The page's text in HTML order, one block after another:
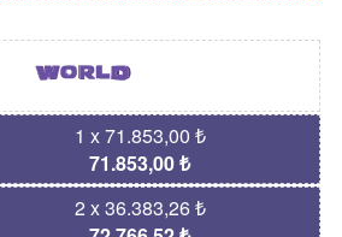
1 x 71.853,00 ₺
71.853,00 ₺
2 x 36.383,26 ₺